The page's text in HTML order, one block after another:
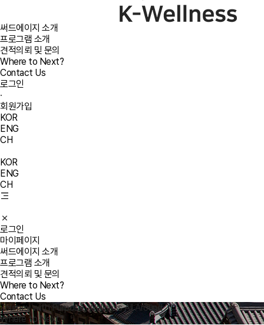
써드에이지 소개
프로그램 소개
견적의뢰 및 문의
Where to Next?
Contact Us
로그인
·
회원가입
KOR
ENG
CH
KOR
ENG
CH
로그인
마이페이지
써드에이지 소개
프로그램 소개
견적의뢰 및 문의
Where to Next?
Contact Us
Journey with Purpose, Wellness All Around
Where to Next?